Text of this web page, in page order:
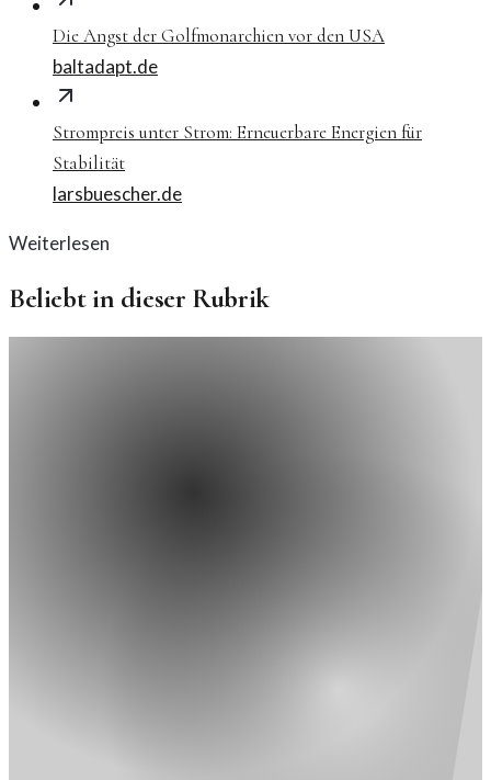
Die Angst der Golfmonarchien vor den USA
baltadapt.de
Strompreis unter Strom: Erneuerbare Energien für
Stabilität
larsbuescher.de
Weiterlesen
Beliebt in dieser Rubrik